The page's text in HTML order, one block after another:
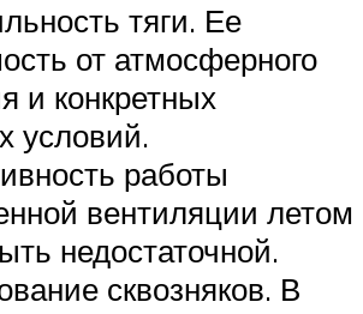
тяги. Ее
от атмосферного
и конкретных
условий.
работы
вентиляции летом
недостаточной.
сквозняков. В